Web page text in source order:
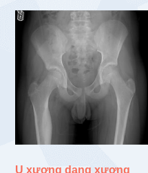
U xương dạng xương